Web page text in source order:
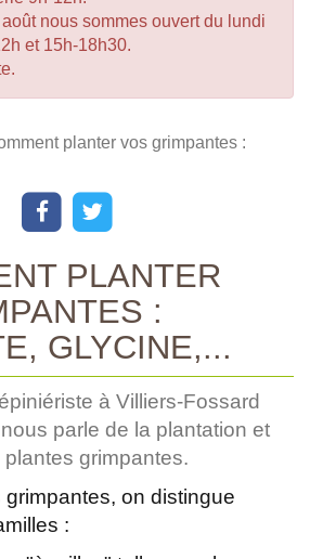
nous sommes ouvert du lundi
et 15h-18h30.
planter vos grimpantes :
PLANTER
:
GLYCINE,...
à Villiers-Fossard
parle de la plantation et
grimpantes.
on distingue
: